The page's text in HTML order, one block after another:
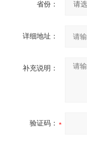
省份：
详细地址：
补充说明：
验证码：